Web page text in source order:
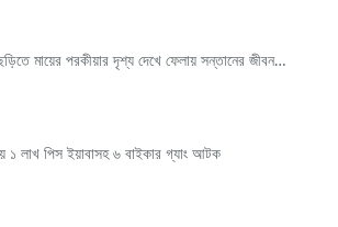
মায়ের পরকীয়ার দৃশ্য দেখে ফেলায় সন্তানের জীবন…
১ লাখ পিস ইয়াবাসহ ৬ বাইকার গ্যাং আটক